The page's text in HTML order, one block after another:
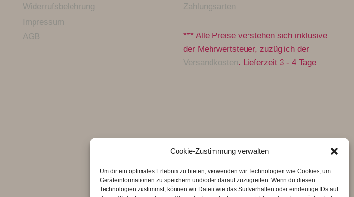
Cookie-Zustimmung verwalten
Um dir ein optimales Erlebnis zu bieten, verwenden wir Technologien wie Cookies, um
Geräteinformationen zu speichern und/oder darauf zuzugreifen. Wenn du diesen
Technologien zustimmst, können wir Daten wie das Surfverhalten oder eindeutige IDs auf
Widerrufsbelehrung
Impressum
AGB
Zahlungsarten
*** Alle Preise verstehen sich inklusive
der Mehrwertsteuer, zuzüglich der
Versandkosten. Lieferzeit 3 - 4 Tage